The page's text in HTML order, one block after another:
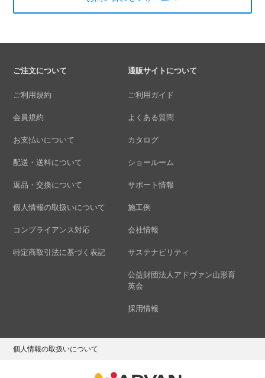
ご注文について
ご利用規約
会員規約
お支払いについて
配送・送料について
返品・交換について
個人情報の取扱いについて
コンプライアンス対応
特定商取引法に基づく表記
通販サイトについて
ご利用ガイド
よくある質問
カタログ
ショールーム
サポート情報
施工例
会社情報
サステナビリティ
公益財団法人アドヴァン山形育
英会
採用情報
個人情報の取扱いについて